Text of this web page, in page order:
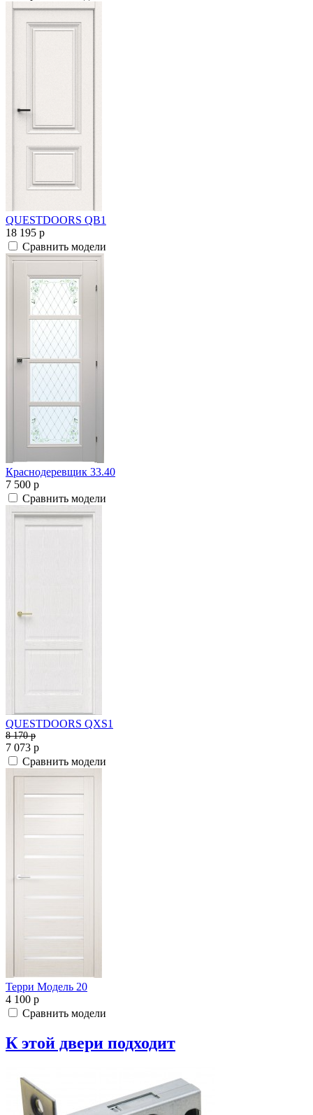
QUESTDOORS QB1
18 195 p
Сравнить модели
Краснодеревщик 33.40
7 500 p
Сравнить модели
QUESTDOORS QXS1
8 170p
7 073 p
Сравнить модели
Терри Модель 20
4 100 p
Сравнить модели
К этой двери подходит